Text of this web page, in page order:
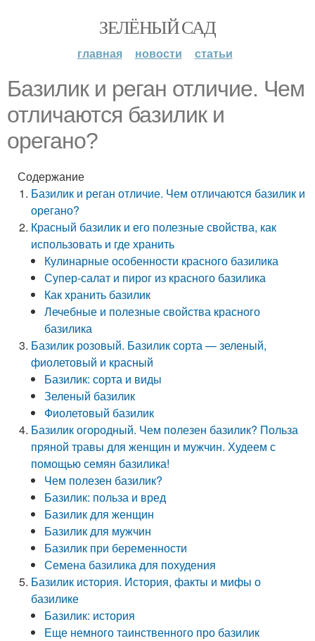
ЗЕЛЁНЫЙ САД
главная новости статьи
Базилик и реган отличие. Чем
отличаются базилик и
орегано?
Содержание
Базилик и реган отличие. Чем отличаются базилик и
орегано?
Красный базилик и его полезные свойства, как
использовать и где хранить
Кулинарные особенности красного базилика
Супер-салат и пирог из красного базилика
Как хранить базилик
Лечебные и полезные свойства красного
базилика
Базилик розовый. Базилик сорта — зеленый,
фиолетовый и красный
Базилик: сорта и виды
Зеленый базилик
Фиолетовый базилик
Базилик огородный. Чем полезен базилик? Польза
пряной травы для женщин и мужчин. Худеем с
помощью семян базилика!
Чем полезен базилик?
Базилик: польза и вред
Базилик для женщин
Базилик для мужчин
Базилик при беременности
Семена базилика для похудения
Базилик история. История, факты и мифы о
базилике
Базилик: история
Еще немного таинственного про базилик